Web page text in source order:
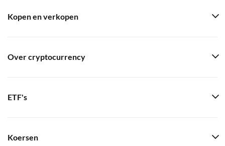
Kopen en verkopen
Over cryptocurrency
ETF's
Koersen